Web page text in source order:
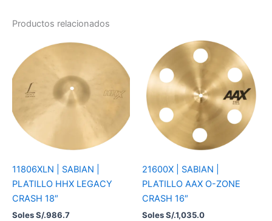
Productos relacionados
11806XLN | SABIAN |
PLATILLO HHX LEGACY
CRASH 18″
Soles S/.986.7
21600X | SABIAN |
PLATILLO AAX O-ZONE
CRASH 16″
Soles S/.1,035.0